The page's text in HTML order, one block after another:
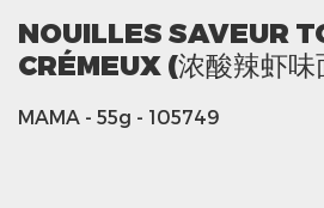
NOUILLES SAVEUR
CRÉMEUX (浓酸辣虾味
MAMA - 55g - 105749